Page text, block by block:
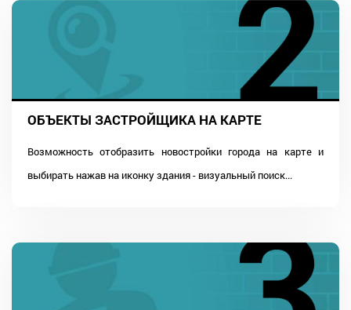
ОБЪЕКТЫ ЗАСТРОЙЩИКА НА КАРТЕ
Возможность отобразить новостройки города на карте и
выбирать нажав на иконку здания - визуальный поиск...